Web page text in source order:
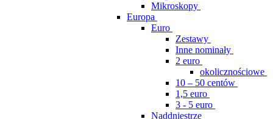
Mikroskopy
Europa
Euro
Zestawy
Inne nominały
2 euro
okolicznościowe
10 – 50 centów
1,5 euro
3 - 5 euro
Naddniestrze